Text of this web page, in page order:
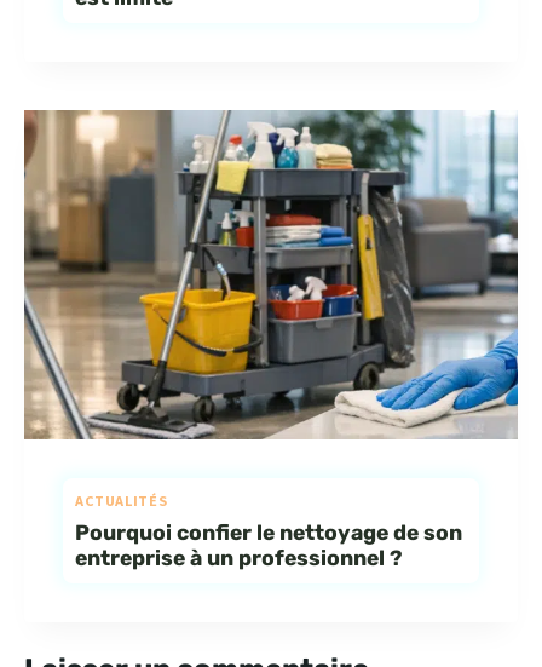
ACTUALITÉS
Pourquoi confier le nettoyage de son
entreprise à un professionnel ?